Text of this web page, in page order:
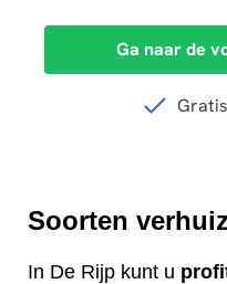
Soorten
In De Rijp kunt u